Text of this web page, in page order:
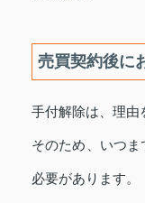
売買契約後に
手付解除は、理由
そのため、いつま
必要があります。